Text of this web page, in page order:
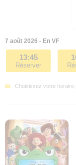
7 août 2026 - En VF
13:45
Réserver
Choisissez votre